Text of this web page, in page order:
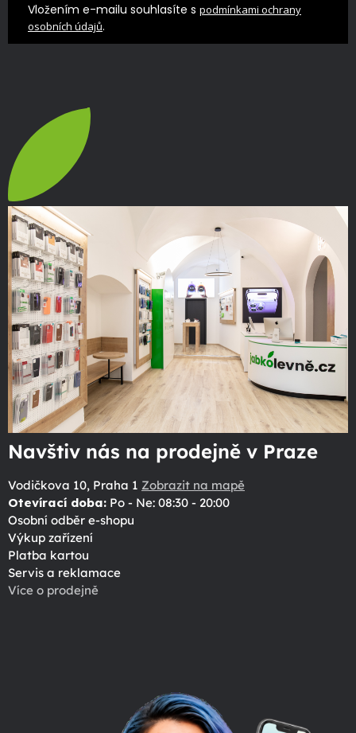
Vložením e-mailu souhlasíte s podmínkami ochrany
osobních údajů.
Navštiv nás na prodejně v Praze
Vodičkova 10, Praha 1 Zobrazit na mapě
Otevírací doba: Po - Ne: 08:30 - 20:00
Osobní odběr e-shopu
Výkup zařízení
Platba kartou
Servis a reklamace
Více o prodejně